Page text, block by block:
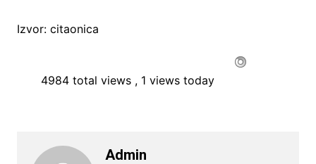
Izvor: citaonica
4984 total views , 1 views today
Admin